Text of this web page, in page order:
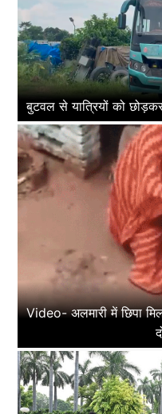
बुटवल से यात्रियों को
Video- अलमारी में छिपा